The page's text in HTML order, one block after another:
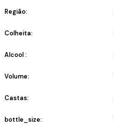
Região:
Colheita:
Alcool :
Volume:
Castas:
bottle_size: